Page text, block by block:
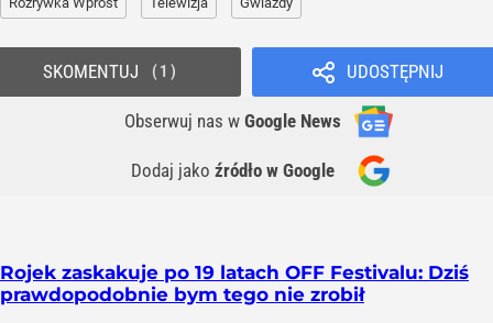
UDOSTĘPNIJ
Obserwuj nas w Google News
Dodaj jako źródło w Google
SKOMENTUJ 1
Rojek zaskakuje po 19 latach OFF Festivalu: Dziś
prawdopodobnie bym tego nie zrobił